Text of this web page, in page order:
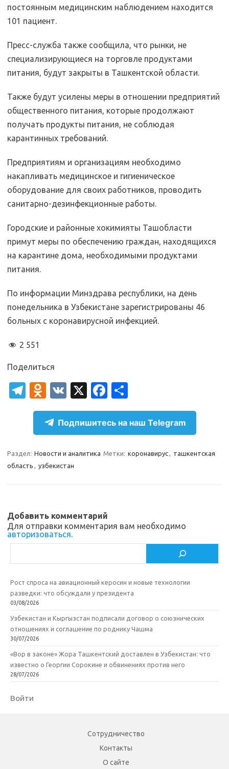
постоянным медицинским наблюдением находится
101 пациент.
Пресс-служба также сообщила, что рынки, не
специализирующиеся на торговле продуктами
питания, будут закрыты в Ташкентской области.
Также будут усилены меры в отношении предприятий
общественного питания, которые продолжают
получать продукты питания, не соблюдая
карантинных требований.
Предприятиям и организациям необходимо
накапливать медицинское и гигиеническое
оборудование для своих работников, проводить
санитарно-дезинфекционные работы.
Городские и районные хокимияты Ташобласти
примут меры по обеспечению граждан, находящихся
на карантине дома, необходимыми продуктами
питания.
По информации Минздрава республики, на день
понедельника в Узбекистане зарегистрированы 46
больных с коронавирусной инфекцией.
2 551
Поделиться
T
el
gr
a
m
O
d
n
o
kl
as
i
V
K
X
Fa
c
e
b
o
т
п
р
а
ь
Подпишитесь на наш Telegram
Раздел: Новости и аналитика Метки: коронавирус, ташкентская
область , узбекистан
Добавить комментарий
Для отправки комментария вам необходимо
авторизоваться.
Рост спроса на авиационный керосин и новые технологии
разведки: что обсуждали у президента
03/08/2026
Узбекистан и Кыргызстан подписали договор о союзнических
отношениях и соглашение по роднику Чашма
30/07/2026
«Вор в законе» Жора Ташкентский доставлен в Узбекистан: что
известно о Георгии Сорокине и обвинениях против него
28/07/2026
Войти
Сотрудничество
Контакты
О сайте